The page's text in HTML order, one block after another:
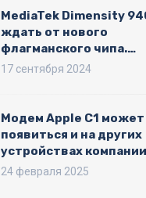
MediaTek Dimensity
ждать от нового
флагманского чипа.
Ожидаемая дата
17 сентября 2024
Модем Apple C1 может
появиться и на других
устройствах компании
24 февраля 2025